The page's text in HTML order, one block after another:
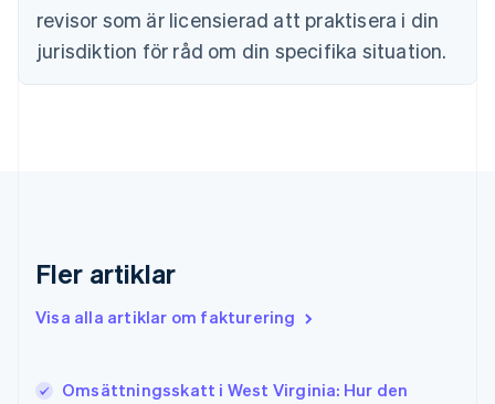
revisor som är licensierad att praktisera i din
jurisdiktion för råd om din specifika situation.
Fler artiklar
Visa alla artiklar om fakturering
Omsättningsskatt i West Virginia: Hur den
Fastlandskina
简体中文 English
Finland
EnglishSvenska
English
English简体中文
Irland